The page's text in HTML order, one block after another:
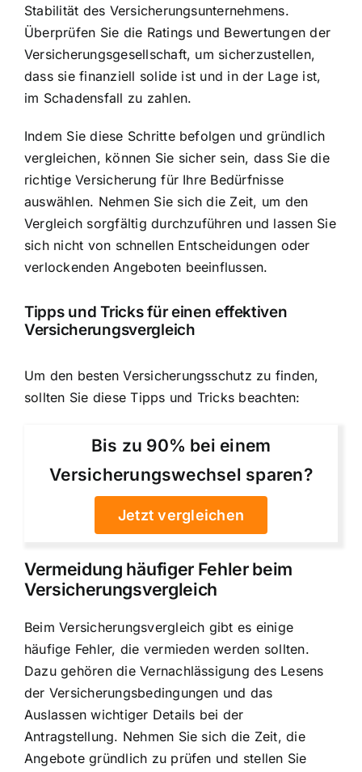
Stabilität des Versicherungsunternehmens.
Überprüfen Sie die Ratings und Bewertungen der
Versicherungsgesellschaft, um sicherzustellen,
dass sie finanziell solide ist und in der Lage ist,
im Schadensfall zu zahlen.
Indem Sie diese Schritte befolgen und gründlich
vergleichen, können Sie sicher sein, dass Sie die
richtige Versicherung für Ihre Bedürfnisse
auswählen. Nehmen Sie sich die Zeit, um den
Vergleich sorgfältig durchzuführen und lassen Sie
sich nicht von schnellen Entscheidungen oder
verlockenden Angeboten beeinflussen.
Tipps und Tricks für einen effektiven
Versicherungsvergleich
Um den besten Versicherungsschutz zu finden,
sollten Sie diese Tipps und Tricks beachten:
Bis zu 90% bei einem
Versicherungswechsel sparen?
Jetzt vergleichen
Vermeidung häufiger Fehler beim
Versicherungsvergleich
Beim Versicherungsvergleich gibt es einige
häufige Fehler, die vermieden werden sollten.
Dazu gehören die Vernachlässigung des Lesens
der Versicherungsbedingungen und das
Auslassen wichtiger Details bei der
Antragstellung. Nehmen Sie sich die Zeit, die
Angebote gründlich zu prüfen und stellen Sie